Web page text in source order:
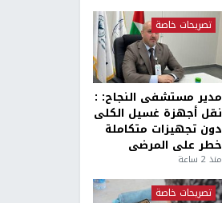
تصريحات خاصة
مدير مستشفى النجاح: :
نقل أجهزة غسيل الكلى
دون تجهيزات متكاملة
خطر على المرضى
منذ 2 ساعة
تصريحات خاصة